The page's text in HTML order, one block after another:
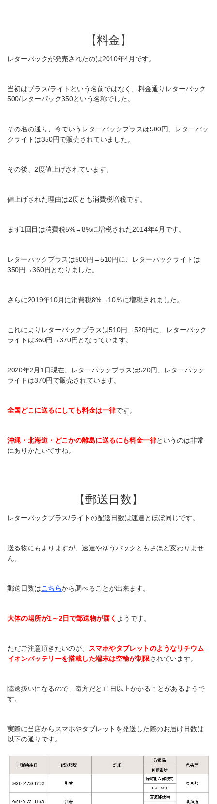
【料金】
レターパックが発売されたのは2010年4月です。
当初はプラス/ライトという名前ではなく、料金通りレターパック
500/レターパック350という名称でした。
その名の通り、今でいうレターパックプラスは500円、レターパッ
クライトは350円で販売されていました。
その後、2度値上げされています。
値上げされた理由は2度とも消費税増税です。
まず1回目は消費税5%→8%に増税された2014年4月です。
レターパックプラスは500円→510円に、レターパックライトは
350円→360円となりました。
さらに2019年10月に消費税8%→10％に増税されました。
これによりレターパックプラスは510円→520円に、レターパック
ライトは360円→370円となっています。
2020年2月1日現在、レターパックプラスは520円、レターパック
ライトは370円で販売されています。
全国どこに送るにしても料金は一律です。
沖縄・北海道・どこかの離島に送るにも料金一律というのは非常
にありがたいですね。
【郵送日数】
レターパックプラス/ライトの配送日数は速達とほぼ同じです。
送る物にもよりますが、速達やゆうパックともさほど変わりませ
ん。
郵送日数はこちらから調べることが出来ます。
大体の場所が1～2日で郵送物が届く ようです。
ただご注意頂きたいのが、
スマホやタブレットのようなリチウム
イオンバッテリーを搭載した端末は空輸が制限されています。
陸送扱いになるので、遠方だと+1日以上かかることがあるようで
す。
実際に当店からスマホやタブレットを発送した際のお届け日数は
以下の通りです。